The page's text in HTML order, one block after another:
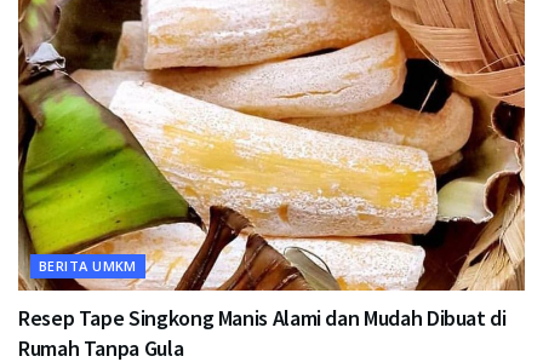
BERITA UMKM
Resep Tape Singkong Manis Alami dan Mudah Dibuat di
Rumah Tanpa Gula